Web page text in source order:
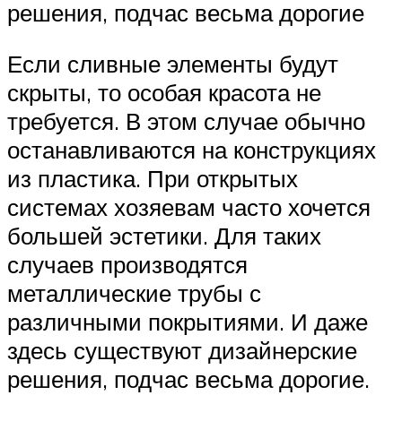
решения, подчас весьма дорогие
Если сливные элементы будут
скрыты, то особая красота не
требуется. В этом случае обычно
останавливаются на конструкциях
из пластика. При открытых
системах хозяевам часто хочется
большей эстетики. Для таких
случаев производятся
металлические трубы с
различными покрытиями. И даже
здесь существуют дизайнерские
решения, подчас весьма дорогие.